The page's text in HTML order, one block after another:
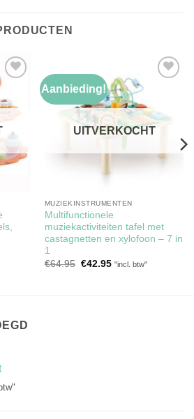
aan
Aanbieding!
Toevoegen
verlanglijst
UITVERKOCHT
MUZIEKINSTRUMENTEN
Multifunctionele
muziekactiviteiten tafel met
castagnetten en xylofoon – 7 in
1
€64.95 Oorspronkelijke
€42.95Huidige
"incl. btw"